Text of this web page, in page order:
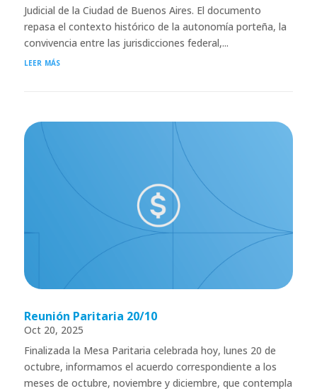
Judicial de la Ciudad de Buenos Aires. El documento
repasa el contexto histórico de la autonomía porteña, la
convivencia entre las jurisdicciones federal,...
leer más
Reunión Paritaria 20/10
Oct 20, 2025
Finalizada la Mesa Paritaria celebrada hoy, lunes 20 de
octubre, informamos el acuerdo correspondiente a los
meses de octubre, noviembre y diciembre, que contempla